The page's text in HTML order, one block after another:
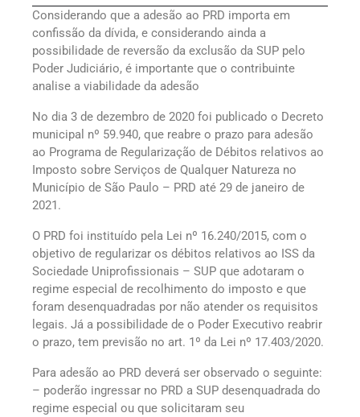
Considerando que a adesão ao PRD importa em
confissão da dívida, e considerando ainda a
possibilidade de reversão da exclusão da SUP pelo
Poder Judiciário, é importante que o contribuinte
analise a viabilidade da adesão
No dia 3 de dezembro de 2020 foi publicado o Decreto
municipal nº 59.940, que reabre o prazo para adesão
ao Programa de Regularização de Débitos relativos ao
Imposto sobre Serviços de Qualquer Natureza no
Município de São Paulo – PRD até 29 de janeiro de
2021.
O PRD foi instituído pela Lei nº 16.240/2015, com o
objetivo de regularizar os débitos relativos ao ISS da
Sociedade Uniprofissionais – SUP que adotaram o
regime especial de recolhimento do imposto e que
foram desenquadradas por não atender os requisitos
legais. Já a possibilidade de o Poder Executivo reabrir
o prazo, tem previsão no art. 1º da Lei nº 17.403/2020.
Para adesão ao PRD deverá ser observado o seguinte:
– poderão ingressar no PRD a SUP desenquadrada do
regime especial ou que solicitaram seu